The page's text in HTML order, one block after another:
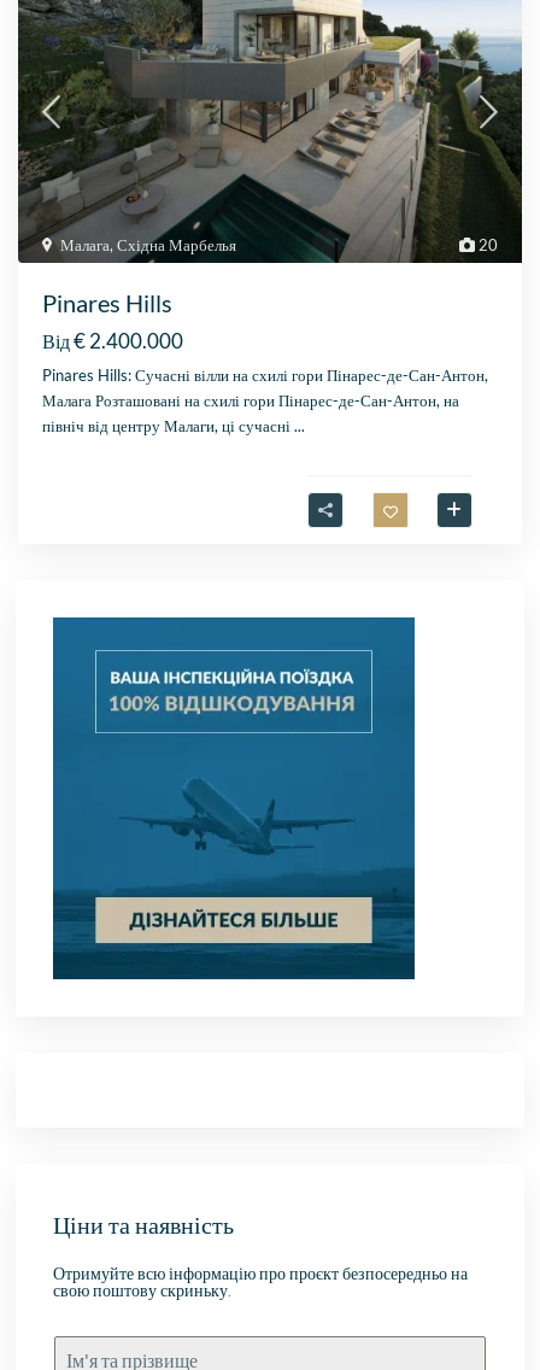
20
Малага,Східна Марбелья
Pinares Hills
Від€ 2.400.000
Pinares Hills: Сучасні вілли на схилі гори Пінарес-де-Сан-Антон,
Малага Розташовані на схилі гори Пінарес-де-Сан-Антон, на
північ від центру Малаги, ці сучасні...
Ціни та наявність
Отримуйте всю інформацію про проєкт безпосередньо на
свою поштову скриньку.